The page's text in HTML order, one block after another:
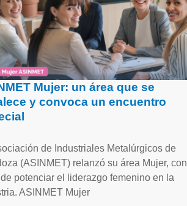
Mujer: un área que se
y convoca un encuentro
de Industriales Metalúrgicos de
(ASINMET) relanzó su área Mujer, con
potenciar el liderazgo femenino en la
ASINMET Mujer